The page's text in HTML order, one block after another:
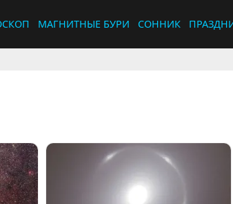
МАГНИТНЫЕ БУРИ СОННИК